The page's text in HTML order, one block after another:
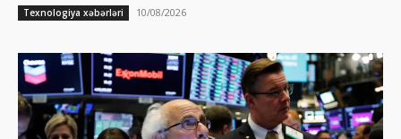
Texnologiya xəbərləri 10/08/2026